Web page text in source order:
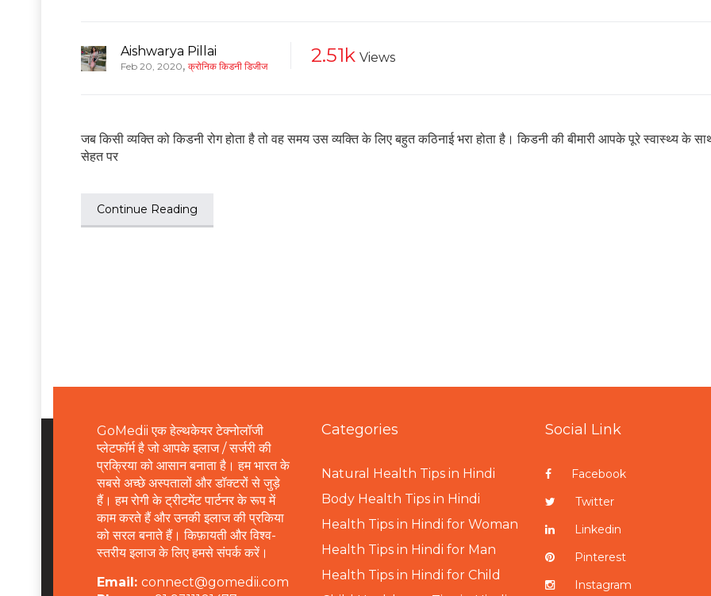
Aishwarya Pillai
Feb 20, 2020, क्रोनिक किडनी डिजीज 2.51k Views
जब किसी व्यक्ति को किडनी रोग होता है तो वह समय उस व्यक्ति के लिए बहुत कठिनाई भरा होता है। किडनी की बीमारी आपके पूरे स्वास्थ्य के
सेहत पर
Continue Reading
GoMedii एक हेल्थकेयर टेक्नोलॉजी
प्लेटफॉर्म है जो आपके इलाज / सर्जरी की
प्रक्रिया को आसान बनाता है। हम भारत के
सबसे अच्छे अस्पतालों और डॉक्टरों से जुड़े
हैं। हम रोगी के ट्रीटमेंट पार्टनर के रूप में
काम करते हैं और उनकी इलाज की प्रकिया
को सरल बनाते हैं। किफ़ायती और विश्व-
स्तरीय इलाज के लिए हमसे संपर्क करें।
Email: connect@gomedii.com
Categories
Natural Health Tips in Hindi
Body Health Tips in Hindi
Health Tips in Hindi for Woman
Health Tips in Hindi for Man
Health Tips in Hindi for Child
Social Link
Facebook
Twitter
Linkedin
Pinterest
Instagram